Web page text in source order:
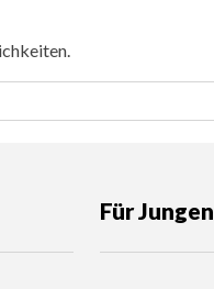
Für Jungen